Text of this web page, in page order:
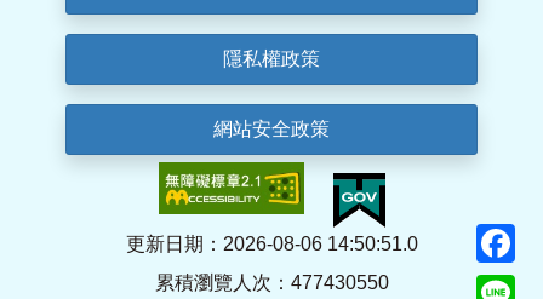
隱私權政策
網站安全政策
更新日期：2026-08-06 14:50:51.0
累積瀏覽人次：477430550